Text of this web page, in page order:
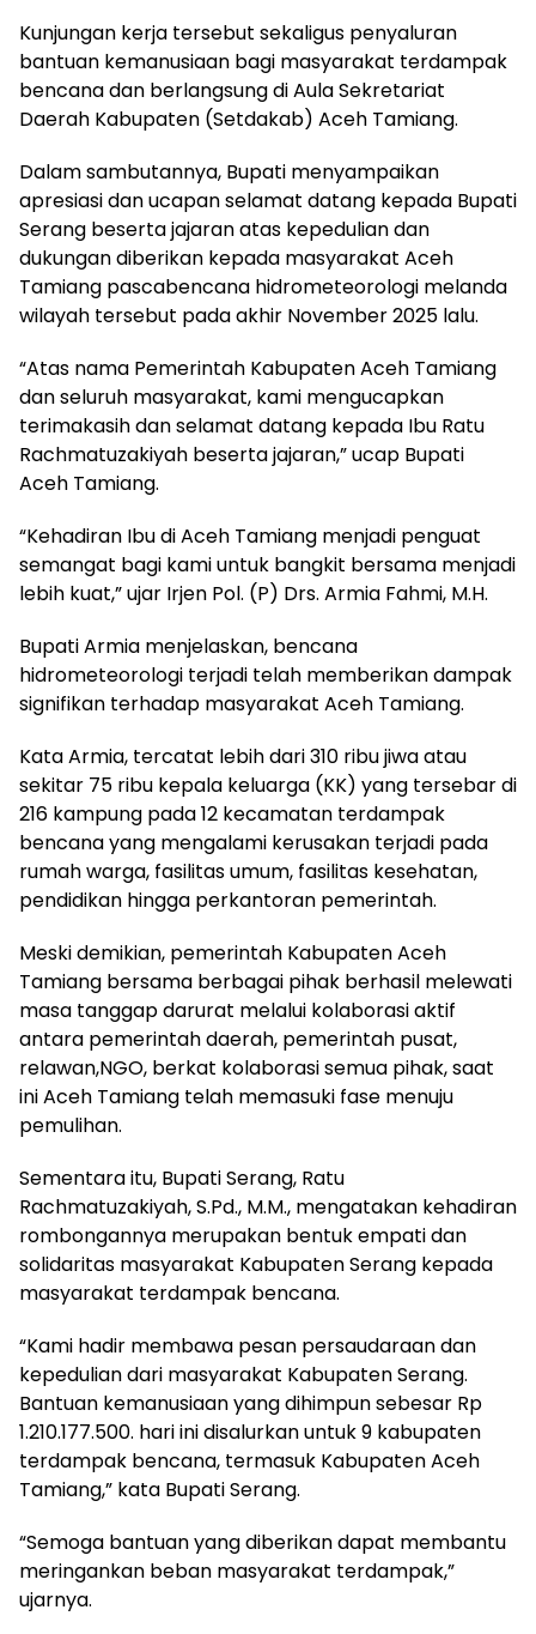
Kunjungan kerja tersebut sekaligus penyaluran
bantuan kemanusiaan bagi masyarakat terdampak
bencana dan berlangsung di Aula Sekretariat
Daerah Kabupaten (Setdakab) Aceh Tamiang.
Dalam sambutannya, Bupati menyampaikan
apresiasi dan ucapan selamat datang kepada Bupati
Serang beserta jajaran atas kepedulian dan
dukungan diberikan kepada masyarakat Aceh
Tamiang pascabencana hidrometeorologi melanda
wilayah tersebut pada akhir November 2025 lalu.
“Atas nama Pemerintah Kabupaten Aceh Tamiang
dan seluruh masyarakat, kami mengucapkan
terimakasih dan selamat datang kepada Ibu Ratu
Rachmatuzakiyah beserta jajaran,” ucap Bupati
Aceh Tamiang.
“Kehadiran Ibu di Aceh Tamiang menjadi penguat
semangat bagi kami untuk bangkit bersama menjadi
lebih kuat,” ujar Irjen Pol. (P) Drs. Armia Fahmi, M.H.
Bupati Armia menjelaskan, bencana
hidrometeorologi terjadi telah memberikan dampak
signifikan terhadap masyarakat Aceh Tamiang.
Kata Armia, tercatat lebih dari 310 ribu jiwa atau
sekitar 75 ribu kepala keluarga (KK) yang tersebar di
216 kampung pada 12 kecamatan terdampak
bencana yang mengalami kerusakan terjadi pada
rumah warga, fasilitas umum, fasilitas kesehatan,
pendidikan hingga perkantoran pemerintah.
Meski demikian, pemerintah Kabupaten Aceh
Tamiang bersama berbagai pihak berhasil melewati
masa tanggap darurat melalui kolaborasi aktif
antara pemerintah daerah, pemerintah pusat,
relawan,NGO, berkat kolaborasi semua pihak, saat
ini Aceh Tamiang telah memasuki fase menuju
pemulihan.
Sementara itu, Bupati Serang, Ratu
Rachmatuzakiyah, S.Pd., M.M., mengatakan kehadiran
rombongannya merupakan bentuk empati dan
solidaritas masyarakat Kabupaten Serang kepada
masyarakat terdampak bencana.
“Kami hadir membawa pesan persaudaraan dan
kepedulian dari masyarakat Kabupaten Serang.
Bantuan kemanusiaan yang dihimpun sebesar Rp
1.210.177.500. hari ini disalurkan untuk 9 kabupaten
terdampak bencana, termasuk Kabupaten Aceh
Tamiang,” kata Bupati Serang.
“Semoga bantuan yang diberikan dapat membantu
meringankan beban masyarakat terdampak,”
ujarnya.